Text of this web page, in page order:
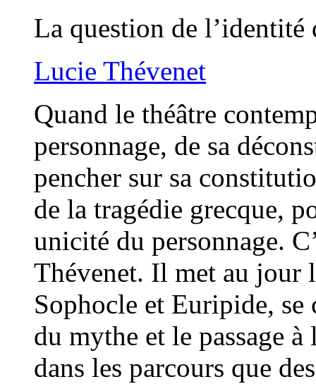
La question de l’identité
Lucie Thévenet
Quand le théâtre
personnage, de sa
pencher sur sa
de la tragédie grecque,
unicité du personnage.
Thévenet. Il met au jour
Sophocle et Euripide, se
du mythe et le passage
dans les parcours que